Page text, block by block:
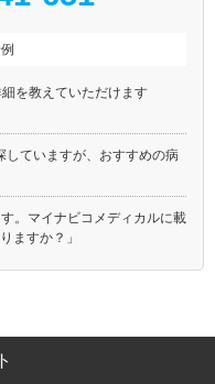
を教えていただけます
していますが、おすすめの病
。マイナビコメディカルに載
ますか？」